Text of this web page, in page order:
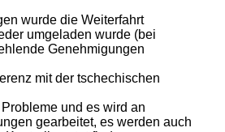
wurde die Weiterfahrt
umgeladen wurde (bei
Genehmigungen
mit der tschechischen
und es wird an
gearbeitet, es werden auch